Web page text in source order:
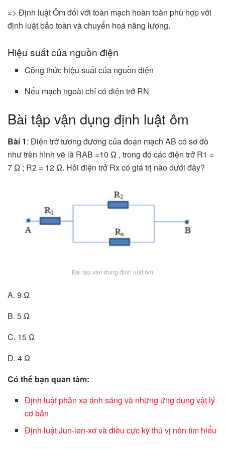
=> Định luật Ôm đối với toàn mạch hoàn toàn phù hợp với
định luật bảo toàn và chuyển hoá năng lượng.
Hiệu suất của nguồn điện
Công thức hiệu suất của nguồn điện
Nếu mạch ngoài chỉ có điện trở RN
Bài tập vận dụng định luật ôm
Bài 1: Điện trở tương đương của đoạn mạch AB có sơ đồ
như trên hình vẽ là RAB =10 Ω , trong đó các điện trở R1 =
7 Ω ; R2 = 12 Ω. Hỏi điện trở Rx có giá trị nào dưới đây?
Bài tập vận dụng định luật ôm
A. 9 Ω
B. 5 Ω
C. 15 Ω
D. 4 Ω
Có thể bạn quan tâm:
Định luật phản xạ ánh sáng và những ứng dụng vật lý
cơ bản
Định luật Jun-len-xơ và điều cực kỳ thú vị nên tìm hiểu